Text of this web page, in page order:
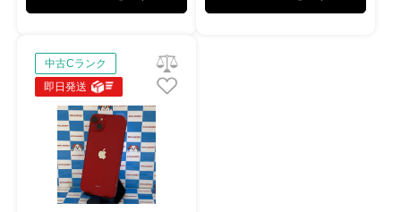
中古Cランク
即日発送